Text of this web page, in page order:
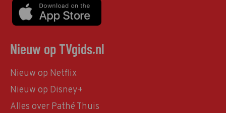
Nieuw op TVgids.nl
Nieuw op Netflix
Nieuw op Disney+
Alles over Pathé Thuis